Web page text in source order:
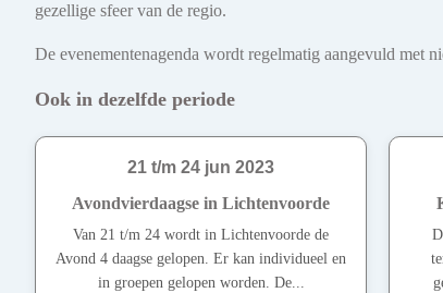
gezellige sfeer van de regio.
De evenementenagenda wordt regelmatig aangevuld met
Ook in dezelfde periode
21 t/m 24 jun 2023
Avondvierdaagse in Lichtenvoorde
Van 21 t/m 24 wordt in Lichtenvoorde de
Avond 4 daagse gelopen. Er kan individueel en
in groepen gelopen worden. De...